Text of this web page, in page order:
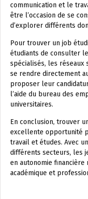
communication et le
être l’occasion de se
d’explorer différents
Pour trouver un job
étudiants de consulter
spécialisés, les réseaux
se rendre directement
proposer leur
l’aide du bureau des
universitaires.
En conclusion, trouver
excellente opportunité
travail et études. Avec
différents secteurs, les
en autonomie
académique et